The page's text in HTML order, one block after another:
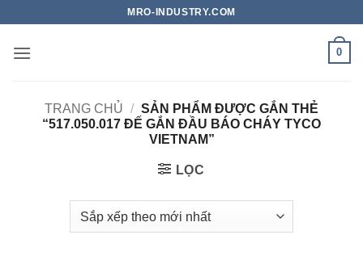
nội
MRO-INDUSTRY.COM
0
TRANG CHỦ / SẢN PHẨM ĐƯỢC GẮN THẺ
“517.050.017 ĐẾ GẮN ĐẦU BÁO CHÁY TYCO
VIETNAM”
LỌC